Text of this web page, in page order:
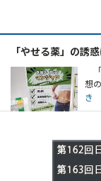
「やせる薬」の誘
想
き